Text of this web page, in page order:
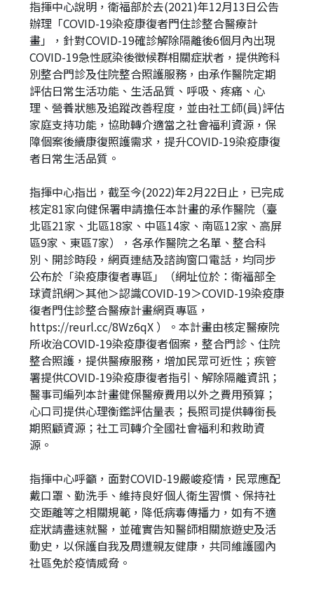
指揮中心說明，衛福部於去(2021)年12月13日公告
辦理「COVID-19染疫康復者門住診整合醫療計
畫」，針對COVID-19確診解除隔離後6個月內出現
COVID-19急性感染後徵候群相關症狀者，提供跨科
別整合門診及住院整合照護服務，由承作醫院定期
評估日常生活功能、生活品質、呼吸、疼痛、心
理、營養狀態及追蹤改善程度，並由社工師(員)評估
家庭支持功能，協助轉介適當之社會福利資源，保
障個案後續康復照護需求，提升COVID-19染疫康復
者日常生活品質。
指揮中心指出，截至今(2022)年2月22日止，已完成
核定81家向健保署申請擔任本計畫的承作醫院（臺
北區21家、北區18家、中區14家、南區12家、高屏
區9家、東區7家），各承作醫院之名單、整合科
別、開診時段，網頁連結及諮詢窗口電話，均同步
公布於「染疫康復者專區」（網址位於：衛福部全
球資訊網＞其他＞認識COVID-19＞COVID-19染疫康
復者門住診整合醫療計畫網頁專區，
https://reurl.cc/8Wz6qX ）。本計畫由核定醫療院
所收治COVID-19染疫康復者個案，整合門診、住院
整合照護，提供醫療服務，增加民眾可近性；疾管
署提供COVID-19染疫康復者指引、解除隔離資訊；
醫事司編列本計畫健保醫療費用以外之費用預算；
心口司提供心理衡鑑評估量表；長照司提供轉銜長
期照顧資源；社工司轉介全國社會福利和救助資
源。
指揮中心呼籲，面對COVID-19嚴峻疫情，民眾應配
戴口罩、勤洗手、維持良好個人衛生習慣、保持社
交距離等之相關規範，降低病毒傳播力，如有不適
症狀請盡速就醫，並確實告知醫師相關旅遊史及活
動史，以保護自我及周遭親友健康，共同維護國內
社區免於疫情威脅。